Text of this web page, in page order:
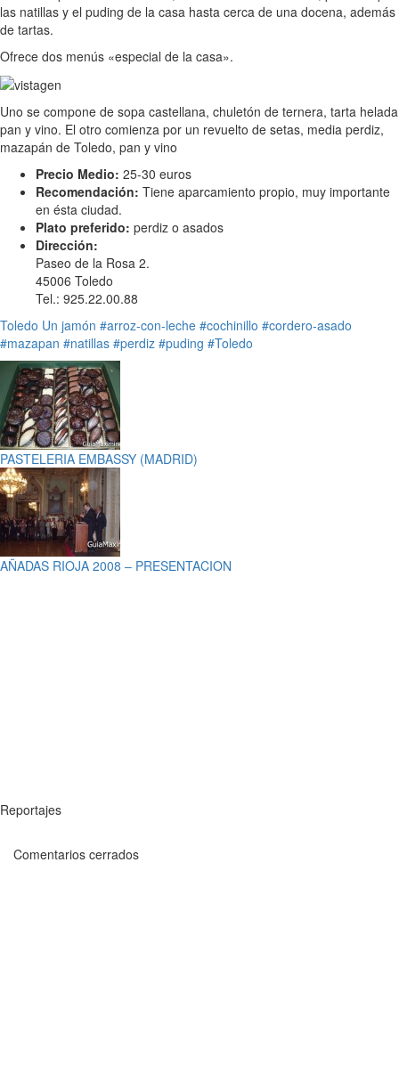
las natillas y el puding de la casa hasta cerca de una docena, además
de tartas.
Ofrece dos menús «especial de la casa».
Uno se compone de sopa castellana, chuletón de ternera, tarta helada
pan y vino. El otro comienza por un revuelto de setas, media perdiz,
mazapán de Toledo, pan y vino
Precio Medio: 25-30 euros
Recomendación: Tiene aparcamiento propio, muy importante
en ésta ciudad.
Plato preferido: perdiz o asados
Dirección:
Paseo de la Rosa 2.
45006 Toledo
Tel.: 925.22.00.88
Toledo Un jamón #arroz-con-leche #cochinillo #cordero-asado
#mazapan #natillas #perdiz #puding #Toledo
PASTELERIA EMBASSY (MADRID)
AÑADAS RIOJA 2008 – PRESENTACION
Reportajes
Comentarios cerrados